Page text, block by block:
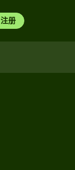
注册